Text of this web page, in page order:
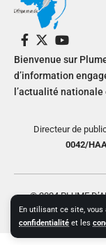
En utilisant ce site, vous
confidentialité et les
Bienvenue sur
d’information
l’actualité
Directeur de
0042/
© 2024 PLUME